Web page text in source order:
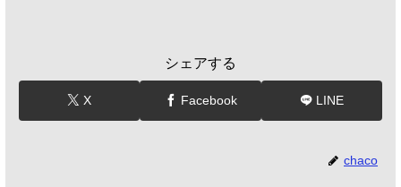
シェアする
X Facebook LINE
chaco